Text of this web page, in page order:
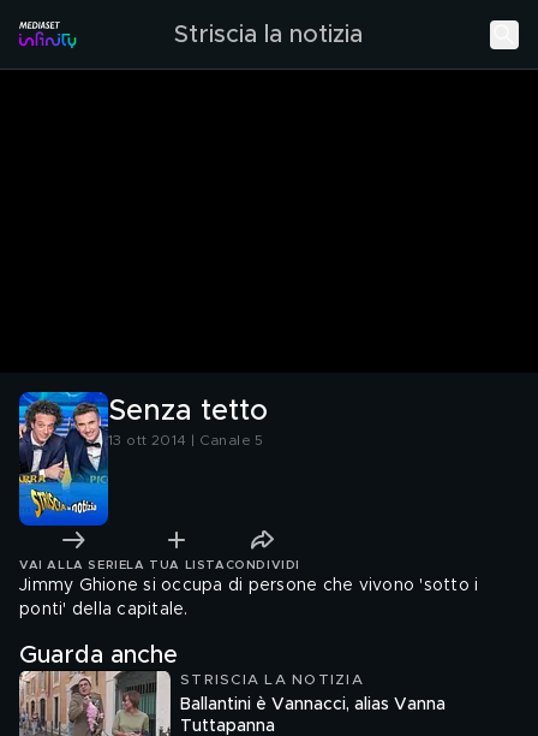
Striscia la notizia
Senza tetto
13 ott 2014 | Canale 5
VAI ALLA SERIE LA TUA LISTA CONDIVIDI
Jimmy Ghione si occupa di persone che vivono 'sotto i
ponti' della capitale.
Guarda anche
STRISCIA LA NOTIZIA
Ballantini è Vannacci, alias Vanna
Tuttapanna